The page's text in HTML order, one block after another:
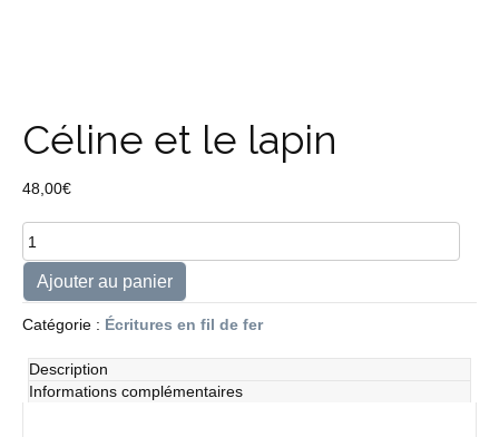
Céline et le lapin
48,00€
quantité
de
Céline
et
le
Ajouter au panier
Catégorie : Écritures en fil de fer
Description
Informations complémentaires